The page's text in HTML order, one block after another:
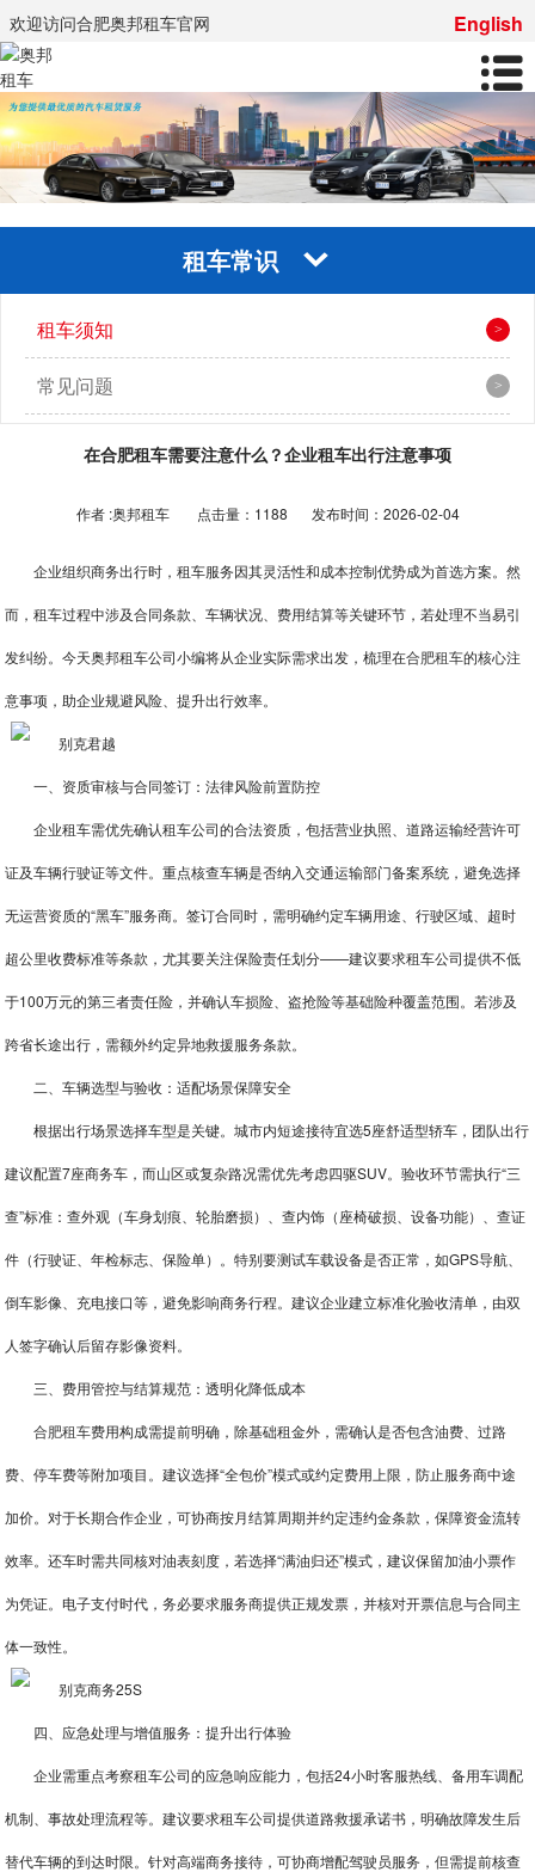
欢迎访问合肥奥邦租车官网 English
租车常识
租车须知
常见问题
在合肥租车需要注意什么？企业租车出行注意事项
作者 :奥邦租车 点击量：1188 发布时间：2026-02-04
企业组织商务出行时，租车服务因其灵活性和成本控制优势成为首选方案。然
而，租车过程中涉及合同条款、车辆状况、费用结算等关键环节，若处理不当易引
发纠纷。今天奥邦租车公司小编将从企业实际需求出发，梳理在合肥租车的核心注
意事项，助企业规避风险、提升出行效率。
一、资质审核与合同签订：法律风险前置防控
企业租车需优先确认租车公司的合法资质，包括营业执照、道路运输经营许可
证及车辆行驶证等文件。重点核查车辆是否纳入交通运输部门备案系统，避免选择
无运营资质的“黑车”服务商。签订合同时，需明确约定车辆用途、行驶区域、超时
超公里收费标准等条款，尤其要关注保险责任划分——建议要求租车公司提供不低
于100万元的第三者责任险，并确认车损险、盗抢险等基础险种覆盖范围。若涉及
跨省长途出行，需额外约定异地救援服务条款。
二、车辆选型与验收：适配场景保障安全
根据出行场景选择车型是关键。城市内短途接待宜选5座舒适型轿车，团队出行
建议配置7座商务车，而山区或复杂路况需优先考虑四驱SUV。验收环节需执行“三
查”标准：查外观（车身划痕、轮胎磨损）、查内饰（座椅破损、设备功能）、查证
件（行驶证、年检标志、保险单）。特别要测试车载设备是否正常，如GPS导航、
倒车影像、充电接口等，避免影响商务行程。建议企业建立标准化验收清单，由双
人签字确认后留存影像资料。
三、费用管控与结算规范：透明化降低成本
合肥租车费用构成需提前明确，除基础租金外，需确认是否包含油费、过路
费、停车费等附加项目。建议选择“全包价”模式或约定费用上限，防止服务商中途
加价。对于长期合作企业，可协商按月结算周期并约定违约金条款，保障资金流转
效率。还车时需共同核对油表刻度，若选择“满油归还”模式，建议保留加油小票作
为凭证。电子支付时代，务必要求服务商提供正规发票，并核对开票信息与合同主
体一致性。
四、应急处理与增值服务：提升出行体验
企业需重点考察租车公司的应急响应能力，包括24小时客服热线、备用车调配
机制、事故处理流程等。建议要求租车公司提供道路救援承诺书，明确故障发生后
替代车辆的到达时限。针对高端商务接待，可协商增配驾驶员服务，但需提前核查